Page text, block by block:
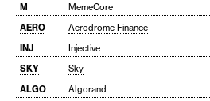
M
MemeCore
AERO
Aerodrome Finance
INJ
Injective
SKY
Sky
ALGO
Algorand